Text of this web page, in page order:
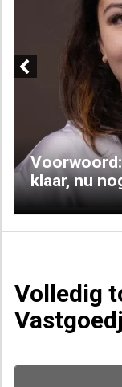
klaar, nu
Volledig